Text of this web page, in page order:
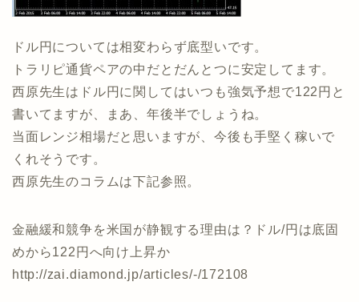
ドル円については相変わらず底型いです。
トラリピ通貨ペアの中だとだんとつに安定してます。
西原先生はドル円に関してはいつも強気予想で122円と
書いてますが、まあ、年後半でしょうね。
当面レンジ相場だと思いますが、今後も手堅く稼いで
くれそうです。
西原先生のコラムは下記参照。
金融緩和競争を米国が静観する理由は？ドル/円は底固
めから122円へ向け上昇か
http://zai.diamond.jp/articles/-/172108